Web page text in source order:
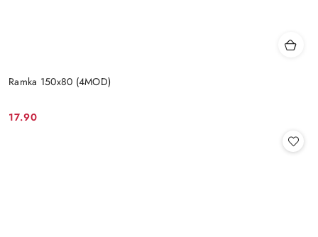
Ramka 150x80 (4MOD)
Cena:
17.90